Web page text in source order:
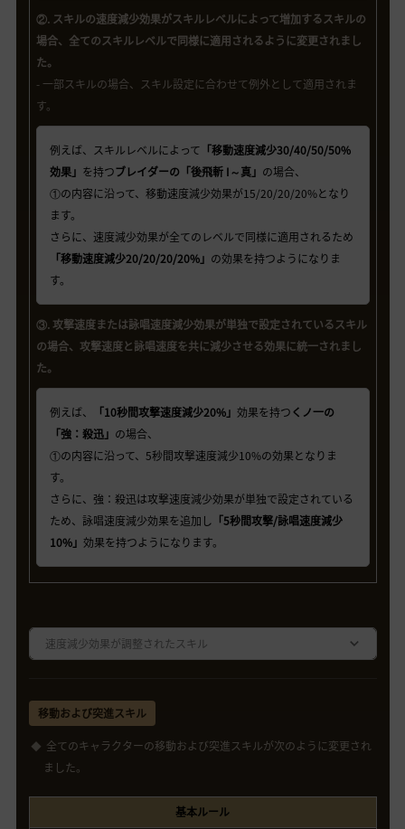
②. スキルの速度減少効果がスキルレベルによって増加するスキルの
場合、全てのスキルレベルで同様に適用されるように変更されまし
た。
- 一部スキルの場合、スキル設定に合わせて例外として適用されま
す。
例えば、スキルレベルによって 「移動速度減少30/40/50/50%
効果」 を持つブレイダーの「後飛斬 I～真」 の場合、
①の内容に沿って、移動速度減少効果が15/20/20/20%となり
ます。
さらに、速度減少効果が全てのレベルで同様に適用されるため
「移動速度減少20/20/20/20%」 の効果を持つようになりま
す。
③. 攻撃速度または詠唱速度減少効果が単独で設定されているスキル
の場合、攻撃速度と詠唱速度を共に減少させる効果に統一されまし
た。
例えば、 「10秒間攻撃速度減少20%」 効果を持つくノ一の
「強：殺迅」 の場合、
①の内容に沿って、5秒間攻撃速度減少10%の効果となりま
す。
さらに、強：殺迅は攻撃速度減少効果が単独で設定されている
ため、詠唱速度減少効果を追加し 「5秒間攻撃/詠唱速度減少
10%」 効果を持つようになります。
速度減少効果が調整されたスキル
移動および突進スキル
全てのキャラクターの移動および突進スキルが次のように変更され
ました。
基本ルール